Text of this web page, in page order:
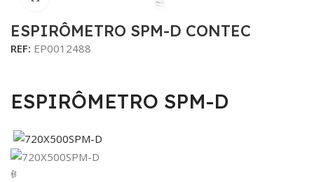
ESPIRÔMETRO SPM-D CONTEC
REF: EP0012488
ESPIRÔMETRO SPM-D
ꁆ